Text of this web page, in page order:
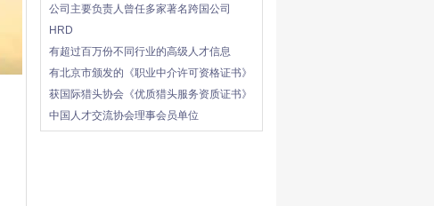
公司主要负责人曾任多家著名跨国公司
HRD
有超过百万份不同行业的高级人才信息
有北京市颁发的《职业中介许可资格证书》
获国际猎头协会《优质猎头服务资质证书》
中国人才交流协会理事会员单位